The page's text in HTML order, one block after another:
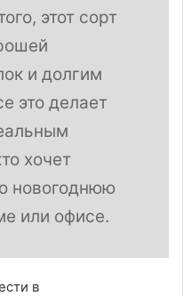
этот сорт
и долгим
это делает
хочет
новогоднюю
или офисе.
в